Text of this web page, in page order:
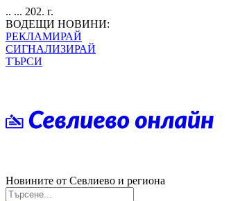
.. ... 202. г.
ВОДЕЩИ НОВИНИ:
РЕКЛАМИРАЙ
СИГНАЛИЗИРАЙ
ТЪРСИ
Новините от Севлиево и региона